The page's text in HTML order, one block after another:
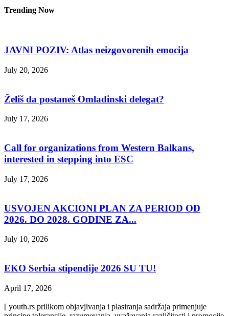
Trending Now
JAVNI POZIV: Atlas neizgovorenih emocija
July 20, 2026
Želiš da postaneš Omladinski delegat?
July 17, 2026
Call for organizations from Western Balkans,
interested in stepping into ESC
July 17, 2026
USVOJEN AKCIONI PLAN ZA PERIOD OD
2026. DO 2028. GODINE ZA...
July 10, 2026
EKO Serbia stipendije 2026 SU TU!
April 17, 2026
[ youth.rs prilikom objavjivanja i plasiranja sadržaja primenjuje